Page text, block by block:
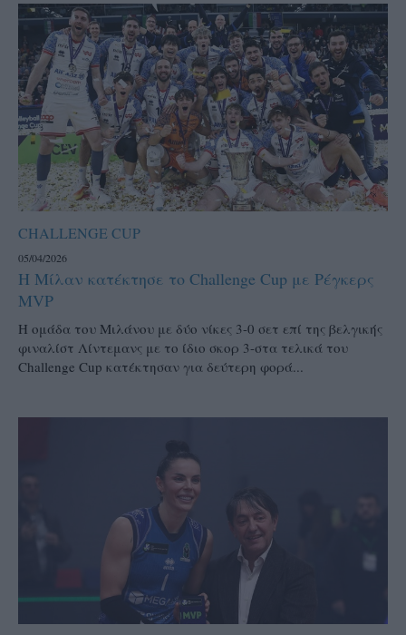
CHALLENGE CUP
05/04/2026
Η Μίλαν κατέκτησε το Challenge Cup με Ρέγκερς
MVP
Η ομάδα του Μιλάνου με δύο νίκες 3-0 σετ επί της βελγικής
φιναλίστ Λίντεμανς με το ίδιο σκορ 3-στα τελικά του
Challenge Cup κατέκτησαν για δεύτερη φορά...